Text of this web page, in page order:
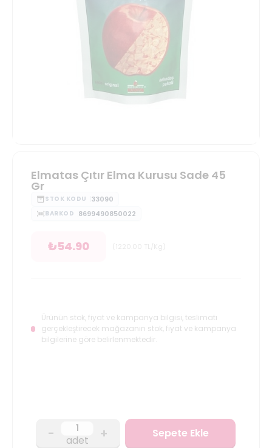
Elmatas Çıtır Elma Kurusu Sade 45
Gr
STOK KODU 33090
BARKOD 8699490850022
₺54.90
Ürünün stok, fiyat ve kampanya bilgisi, teslimatı
gerçekleştirecek mağazanın stok, fiyat ve kampanya
bilgilerine göre belirlenmektedir.
- adet + Sepete Ekle